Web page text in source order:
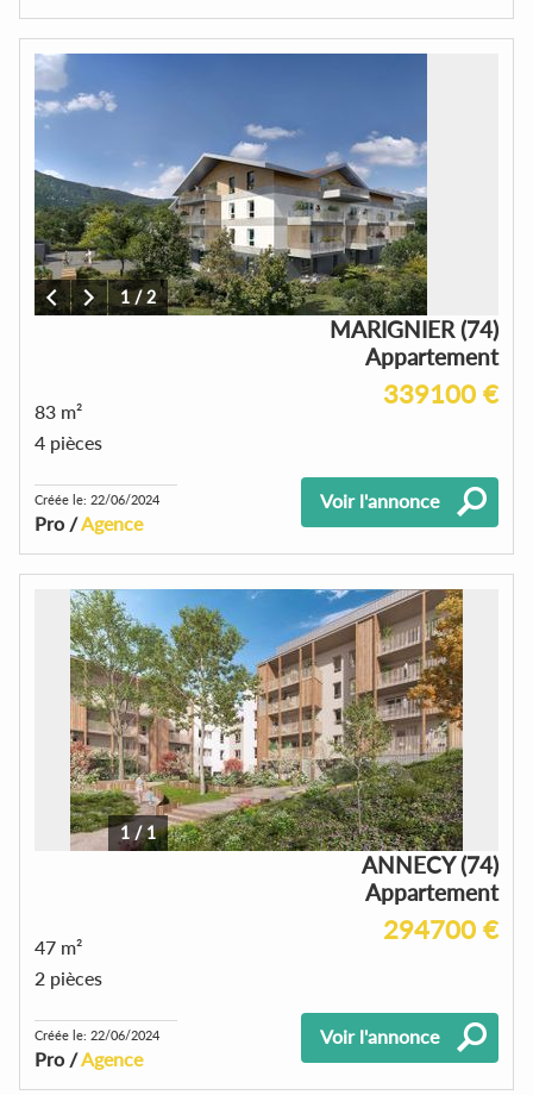
1/2
MARIGNIER (74)
Appartement
339100 €
83 m²
4 pièces
Créée le: 22/06/2024
Pro /Agence
Voir l'annonce
1 /1
ANNECY (74)
Appartement
294700 €
47 m²
2 pièces
Créée le: 22/06/2024
Pro /Agence
Voir l'annonce